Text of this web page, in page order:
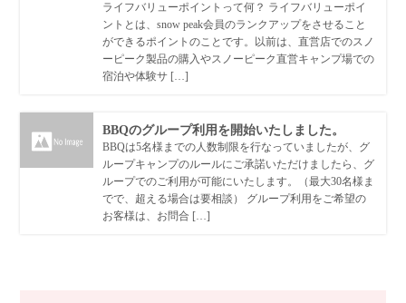
ライフバリューポイントって何？ ライフバリューポイ
ントとは、snow peak会員のランクアップをさせること
ができるポイントのことです。以前は、直営店でのスノ
ーピーク製品の購入やスノーピーク直営キャンプ場での
宿泊や体験サ […]
BBQのグループ利用を開始いたしました。
BBQは5名様までの人数制限を行なっていましたが、グ
ループキャンプのルールにご承諾いただけましたら、グ
ループでのご利用が可能にいたします。（最大30名様ま
でで、超える場合は要相談） グループ利用をご希望の
お客様は、お問合 […]